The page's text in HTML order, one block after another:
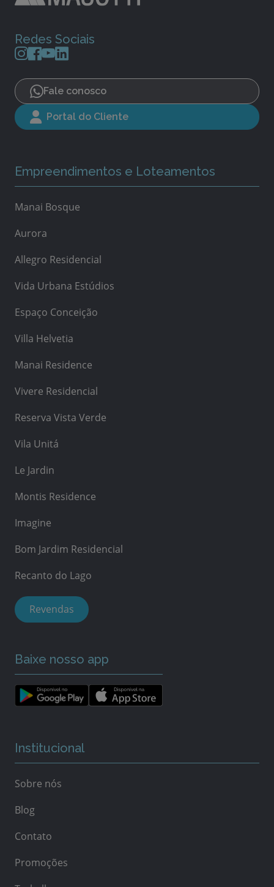
Redes Sociais
Fale conosco
Portal do Cliente
Empreendimentos e Loteamentos
Manai Bosque
Aurora
Allegro Residencial
Vida Urbana Estúdios
Espaço Conceição
Villa Helvetia
Manai Residence
Vivere Residencial
Reserva Vista Verde
Vila Unitá
Le Jardin
Montis Residence
Imagine
Bom Jardim Residencial
Recanto do Lago
Revendas
Baixe nosso app
Institucional
Sobre nós
Blog
Contato
Promoções